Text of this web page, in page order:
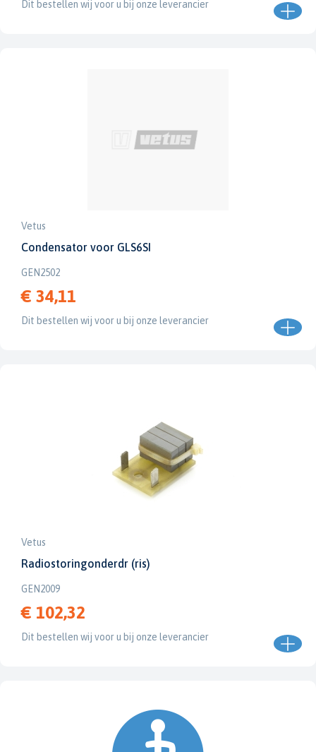
Dit bestellen wij voor u bij onze leverancier
Vetus
Condensator voor GLS6SI
GEN2502
€ 34,11
Dit bestellen wij voor u bij onze leverancier
Vetus
Radiostoringonderdr (ris)
GEN2009
€ 102,32
Dit bestellen wij voor u bij onze leverancier